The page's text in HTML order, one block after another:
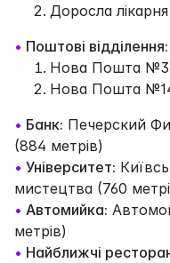
Доросла
• Поштові відділення:
Нова Пошта
Нова Пошта
• Банк: Печерский
(884 метрів)
• Університет:
мистецтва (760
• Автомийка:
метрів)
• Найближчі